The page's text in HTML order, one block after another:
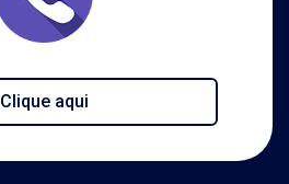
Clique aqui